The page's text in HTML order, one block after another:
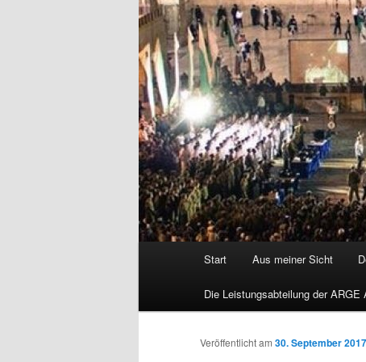
Start Aus meiner Sicht
Die Leistungsabteilung der
Veröffentlicht am 30. September 2017